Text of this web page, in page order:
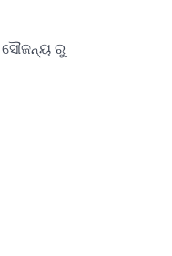
ସୌଜନ୍ୟ ରୁ